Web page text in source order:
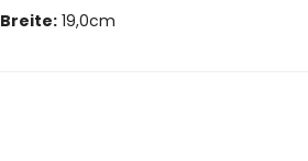
Breite: 19,0cm